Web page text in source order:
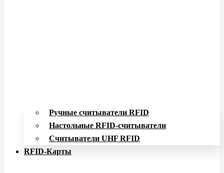
Ручные считыватели RFID
Настольные RFID-считыватели
Считыватели UHF RFID
RFID-Карты